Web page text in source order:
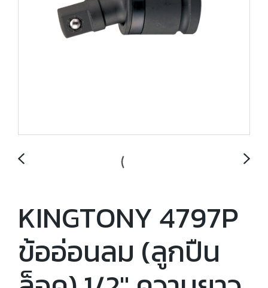
KINGTONY 4797P
ข้ออ่อนลม (ลูกปืน